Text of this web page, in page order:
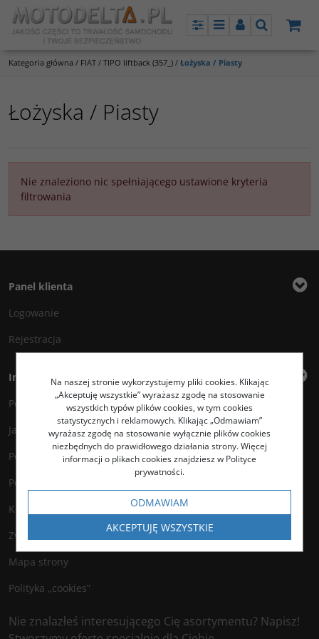
PanelMenuPanelSzukaj
Kategoria główna / FIAT / TIPO liftback (357_) / Łożyska / Piasty
Łożyska / Piasty
Nie znaleziono nic spełniającego ustawione kryteria
filtrowania
Panel klienta
Logowanie
Rejestracja
Informacje
Polityka prywatności
Jak kupować?
Polityka legalności
Polityka antyspamowa
Kontakt
Zwroty
Mapa strony
Polityka „cookies”
Nie znalazłeś interesującego Cię asortymentu? Napisz!
Na naszej stronie wykorzystujemy pliki cookies. Klikając
„Akceptuję wszystkie” wyrażasz zgodę na stosowanie
wszystkich typów plików cookies, w tym cookies
statystycznych i reklamowych. Klikając „Odmawiam”
wyrażasz zgodę na stosowanie wyłącznie plików cookies
niezbędnych do prawidłowego działania strony. Więcej
informacji o plikach cookies znajdziesz w Polityce
prywatności.
ODMAWIAM
AKCEPTUJĘ WSZYSTKIE